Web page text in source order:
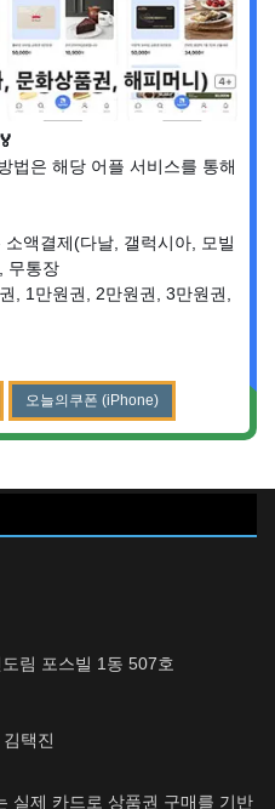
법은 해당 어플 서비스를 통해
액결제(다날, 갤럭시아, 모빌
무통장
, 1만원권, 2만원권, 3만원권,
오늘의쿠폰 (iPhone)
림 포스빌 1동 507호
택진
실제 카드로 상품권 구매를 기반